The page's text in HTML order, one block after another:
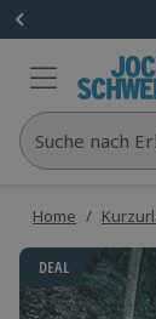
Suche nach
Home /
DEAL